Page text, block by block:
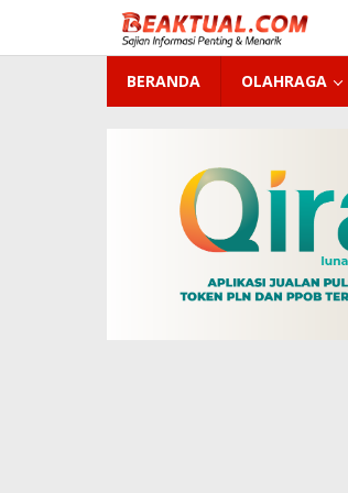
konten
BERANDA OLAHRAGA